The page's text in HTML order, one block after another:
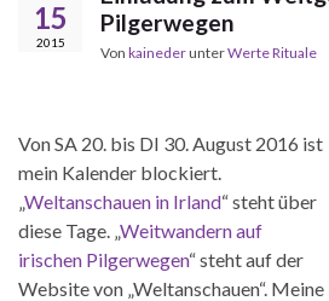
15
2015
Pilgerwegen
Von kainederunterWerte Rituale
Von SA 20. bis DI 30. August 2016 ist
mein Kalender blockiert.
Weltanschauen in Irland“ steht über
diese Tage. „ Weitwandern auf
irischen Pilgerwegen“ steht auf der
Website von „Weltanschauen“.